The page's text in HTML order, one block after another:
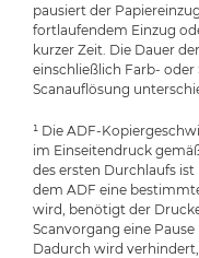
pausiert der
fortlaufendem Einzug
kurzer Zeit. Die Dauer
einschließlich Farb-
Scanauflösung
¹ Die ADF-
im Einseitendruck
des ersten Durchlaufs
dem ADF eine
wird, benötigt der
Scanvorgang eine Pause
Dadurch wird